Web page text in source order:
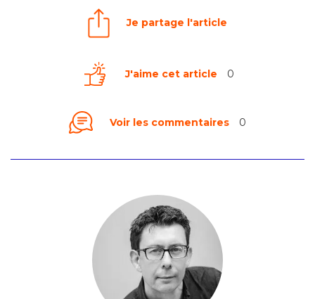
Je partage l'article
J'aime cet article 0
Voir les commentaires 0